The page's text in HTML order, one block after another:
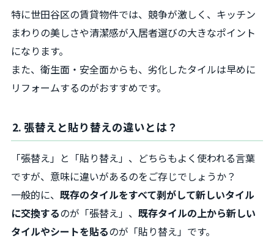
特に世田谷区の賃貸物件では、競争が激しく、キッチン
まわりの美しさや清潔感が入居者選びの大きなポイント
になります。
また、衛生面・安全面からも、劣化したタイルは早めに
リフォームするのがおすすめです。
2. 張替えと貼り替えの違いとは？
「張替え」と「貼り替え」、どちらもよく使われる言葉
ですが、意味に違いがあるのをご存じでしょうか？
一般的に、 既存のタイルをすべて剥がして新しいタイル
に交換するのが「張替え」、 既存タイルの上から新しい
タイルやシートを貼るのが「貼り替え」です。